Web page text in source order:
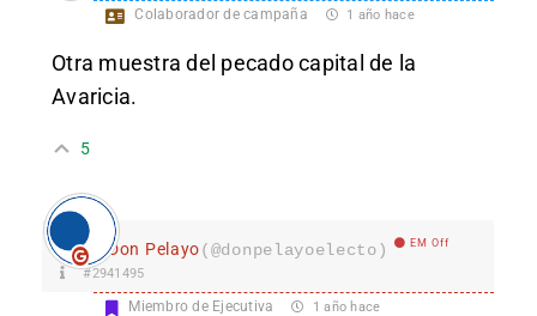
Colaborador de campaña 1 año hace
Otra muestra del pecado capital de la
Avaricia.
5
Don Pelayo(@donpelayoelecto) EM Off
#2941495
Miembro de Ejecutiva 1 año hace